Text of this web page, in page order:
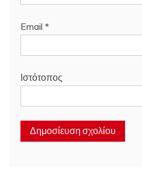
Email *
Ιστότοπος